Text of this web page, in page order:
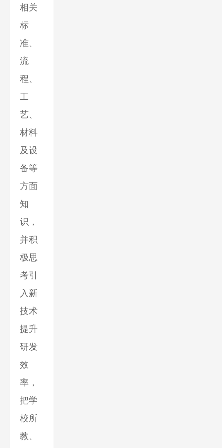
相关
标
准、
流
程、
工
艺、
材料
及设
备等
方面
知
识，
并积
极思
考引
入新
技术
提升
研发
效
率，
把学
校所
教、